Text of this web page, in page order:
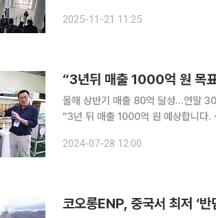
스엔 고성능·지속가능한 소재, 재활용
2025-11-21 11:25
“3년뒤 매출 1000억 원 목
올해 상반기 매출 80억 달성…연말
“3년 뒤 매출 1000억 원 예상합니다.
년 제조 역량이 집약된 신제품 '바리
2024-07-28 12:00
코오롱ENP, 중국서 최저 ‘반